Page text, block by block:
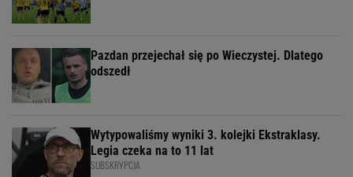
Pazdan przejechał się po Wieczystej. Dlatego
odszedł
Wytypowaliśmy wyniki 3. kolejki Ekstraklasy.
Legia czeka na to 11 lat
SUBSKRYPCJA